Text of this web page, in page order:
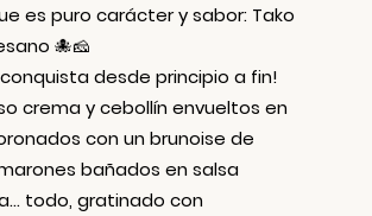
es puro carácter y sabor: Tako
🐙🧀
desde principio a fin!
crema y cebollín envueltos en
con un brunoise de
bañados en salsa
todo, gratinado con